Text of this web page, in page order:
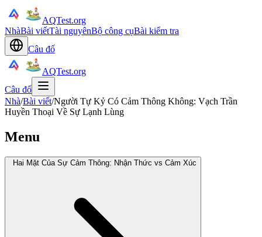
AQTest.org
NhàBài viếtTài nguyênBộ công cụBài kiểm tra
Câu đố
AQTest.org
Câu đố
Nhà/Bài viết/Người Tự Kỷ Có Cảm Thông Không: Vạch Trần
Huyền Thoại Về Sự Lạnh Lùng
Menu
Hai Mặt Của Sự Cảm Thông: Nhận Thức vs Cảm Xúc